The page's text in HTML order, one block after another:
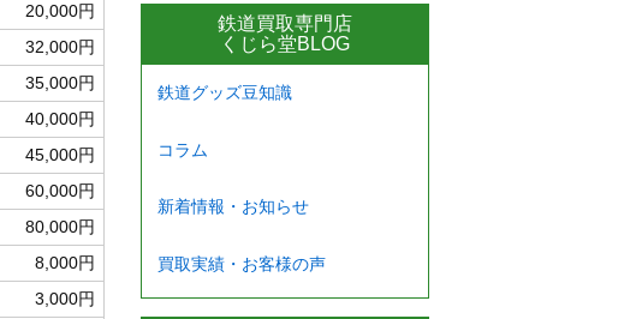
20,000円
32,000円
35,000円
40,000円
45,000円
60,000円
80,000円
8,000円
3,000円
鉄道買取専門店
くじら堂BLOG
鉄道グッズ豆知識
コラム
新着情報・お知らせ
買取実績・お客様の声